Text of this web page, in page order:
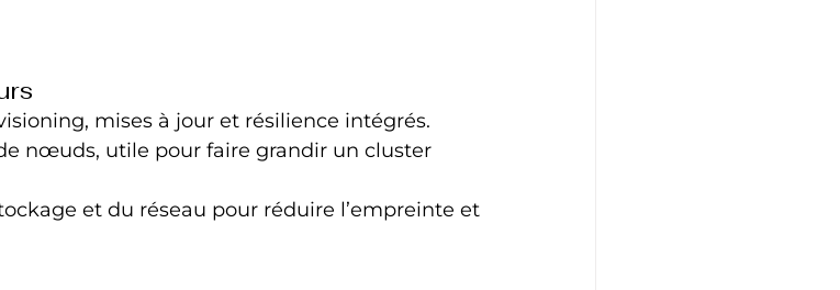
mises à jour et résilience intégrés.
nœuds, utile pour faire grandir un cluster
et du réseau pour réduire l’empreinte et